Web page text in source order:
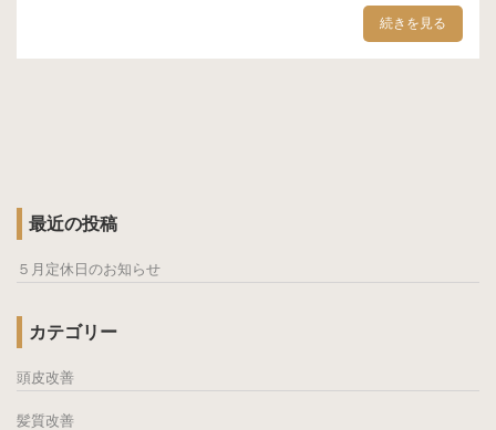
続きを見る
最近の投稿
５月定休日のお知らせ
カテゴリー
頭皮改善
髪質改善